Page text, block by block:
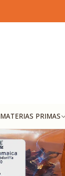
MATERIAS PRIMAS